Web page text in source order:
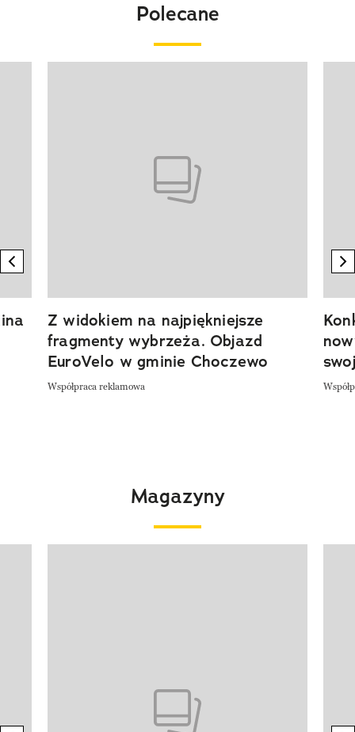
Polecane
previous element
Z widokiem na najpiękniejsze
fragmenty wybrzeża. Objazd
EuroVelo w gminie Choczewo
Współpraca reklamowa
Magazyny